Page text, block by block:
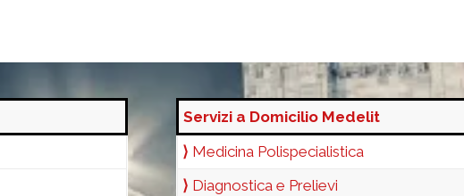
Servizi a Domicilio Medelit
⟩ Medicina Polispecialistica
⟩ Diagnostica e Prelievi